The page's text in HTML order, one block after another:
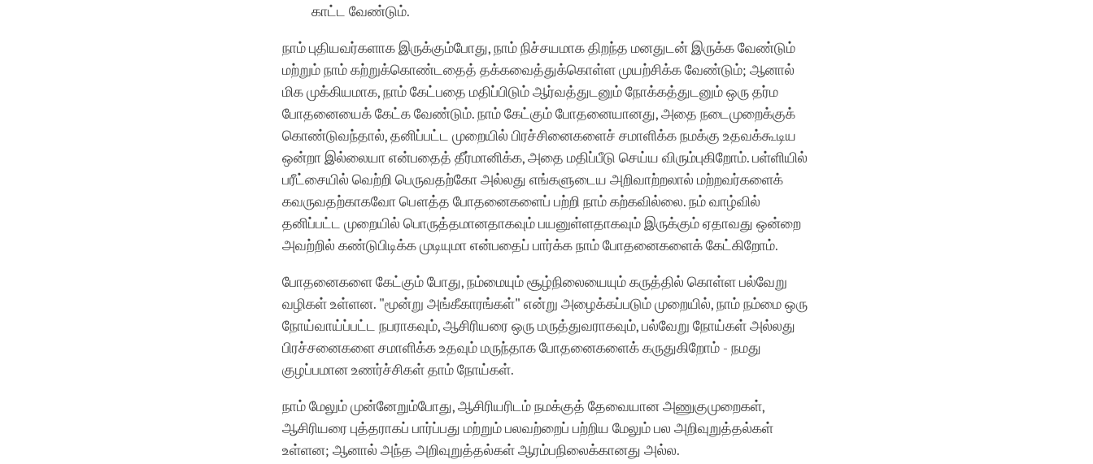
காட்ட வேண்டும்.
நாம் புதியவர்களாக இருக்கும்போது, நாம் நிச்சயமாக திறந்த மனதுடன் இருக்க வேண்டும்
மற்றும் நாம் கற்றுக்கொண்டதைத் தக்கவைத்துக்கொள்ள முயற்சிக்க வேண்டும்; ஆனால்
மிக முக்கியமாக, நாம் கேட்பதை மதிப்பிடும் ஆர்வத்துடனும் நோக்கத்துடனும் ஒரு தர்ம
போதனையைக் கேட்க வேண்டும். நாம் கேட்கும் போதனையானது, அதை நடைமுறைக்குக்
கொண்டுவந்தால், தனிப்பட்ட முறையில் பிரச்சினைகளைச் சமாளிக்க நமக்கு உதவக்கூடிய
ஒன்றா இல்லையா என்பதைத் தீர்மானிக்க, அதை மதிப்பீடு செய்ய விரும்புகிறோம். பள்ளியில்
பரீட்சையில் வெற்றி பெருவதற்கோ அல்லது எங்களுடைய அறிவாற்றலால் மற்றவர்களைக்
கவருவதற்காகவோ பௌத்த போதனைகளைப் பற்றி நாம் கற்கவில்லை. நம் வாழ்வில்
தனிப்பட்ட முறையில் பொருத்தமானதாகவும் பயனுள்ளதாகவும் இருக்கும் ஏதாவது ஒன்றை
அவற்றில் கண்டுபிடிக்க முடியுமா என்பதைப் பார்க்க நாம் போதனைகளைக் கேட்கிறோம்.
போதனைகளை கேட்கும் போது, நம்மையும் சூழ்நிலையையும் கருத்தில் கொள்ள பல்வேறு
வழிகள் உள்ளன. "மூன்று அங்கீகாரங்கள்" என்று அழைக்கப்படும் முறையில், நாம் நம்மை ஒரு
நோய்வாய்ப்பட்ட நபராகவும், ஆசிரியரை ஒரு மருத்துவராகவும், பல்வேறு நோய்கள் அல்லது
பிரச்சனைகளை சமாளிக்க உதவும் மருந்தாக போதனைகளைக் கருதுகிறோம் - நமது
குழப்பமான உணர்ச்சிகள் தாம் நோய்கள்.
நாம் மேலும் முன்னேறும்போது, ஆசிரியரிடம் நமக்குத் தேவையான அணுகுமுறைகள்,
ஆசிரியரை புத்தராகப் பார்ப்பது மற்றும் பலவற்றைப் பற்றிய மேலும் பல அறிவுறுத்தல்கள்
உள்ளன; ஆனால் அந்த அறிவுறுத்தல்கள் ஆரம்பநிலைக்கானது அல்ல.